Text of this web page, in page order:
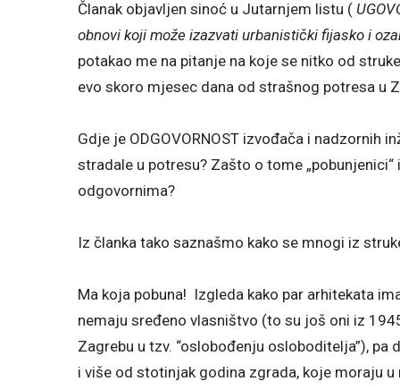
Članak objavljen sinoć u Jutarnjem listu (
obnovi koji može izazvati urbanistički fijasko i
potakao me na pitanje na koje se nitko od
evo skoro mjesec dana od strašnog potresa u
Gdje je ODGOVORNOST izvođača i nadzornih
stradale u potresu? Zašto o tome
odgovornima?
Iz članka tako saznašmo kako se mnogi iz
Ma koja pobuna! Izgleda kako par arhitekata
nemaju sređeno vlasništvo (to su još oni iz
Zagrebu u tzv. “oslobođenju osloboditelja”),
i više od stotinjak godina zgrada, koje moraju u